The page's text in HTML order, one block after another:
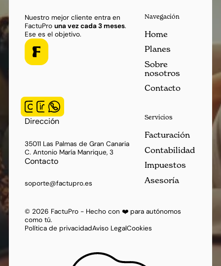
Nuestro mejor cliente entra en
FactuPro una vez cada 3 meses.
Ese es el objetivo.
Dirección
35011 Las Palmas de Gran Canaria
C. Antonio María Manrique, 3
Contacto
soporte@factupro.es
Navegación
Home
Planes
Sobre
nosotros
Contacto
Servicios
Facturación
Contabilidad
Impuestos
Asesoría
© 2026 FactuPro - Hecho con ❤️ para autónomos
como tú.
Política de privacidadAviso LegalCookies